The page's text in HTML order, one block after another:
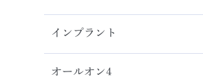
インプラント
オールオン4